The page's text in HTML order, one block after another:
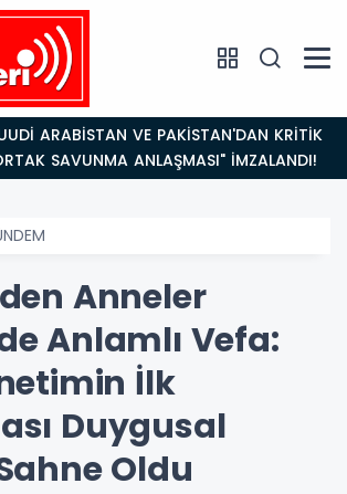
"Pazar Günü Yeni Bir Aydınlığa
Uyanacağız"
Anneler
Anlamlı Vefa:
İlk
Duygusal
Oldu